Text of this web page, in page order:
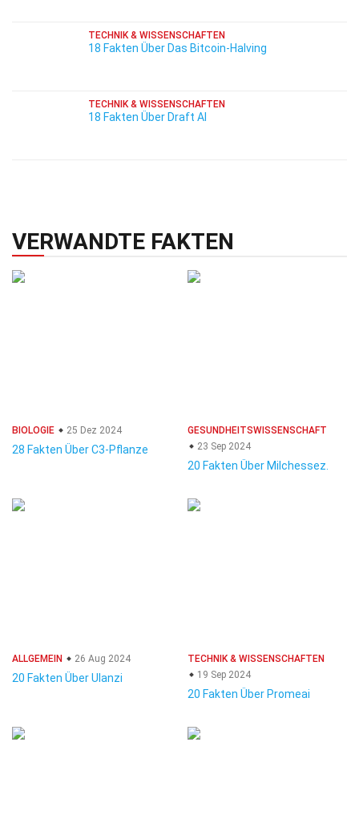
TECHNIK & WISSENSCHAFTEN
18 Fakten Über Das Bitcoin-Halving
TECHNIK & WISSENSCHAFTEN
18 Fakten Über Draft AI
VERWANDTE FAKTEN
BIOLOGIE 25 Dez 2024
28 Fakten Über C3-Pflanze
GESUNDHEITSWISSENSCHAFT
23 Sep 2024
20 Fakten Über Milchessez.
ALLGEMEIN 26 Aug 2024
20 Fakten Über Ulanzi
TECHNIK & WISSENSCHAFTEN
19 Sep 2024
20 Fakten Über Promeai